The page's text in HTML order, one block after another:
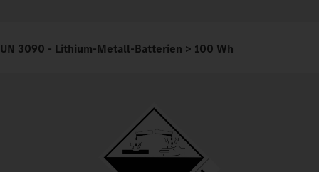
UN 3090 - Lithium-Metall-Batterien > 100 Wh